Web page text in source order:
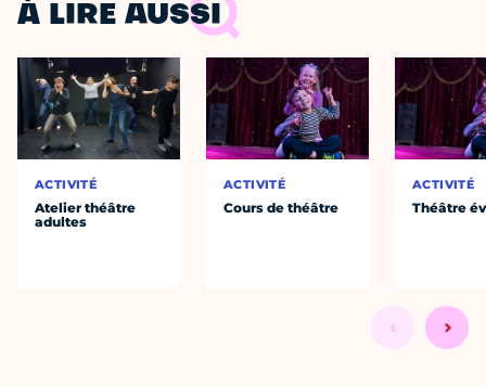
À LIRE AUSSI
ACTIVITÉ
Atelier théâtre
adultes
ACTIVITÉ
Cours de théâtre
ACTIVITÉ
Théâtre